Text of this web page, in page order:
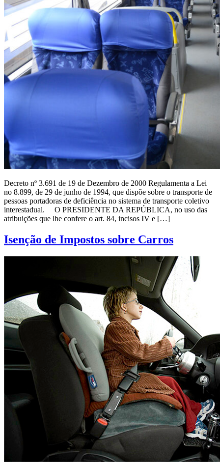
Decreto nº 3.691 de 19 de Dezembro de 2000 Regulamenta a Lei
no 8.899, de 29 de junho de 1994, que dispõe sobre o transporte de
pessoas portadoras de deficiência no sistema de transporte coletivo
interestadual. O PRESIDENTE DA REPÚBLICA, no uso das
atribuições que lhe confere o art. 84, incisos IV e […]
Isenção de Impostos sobre Carros